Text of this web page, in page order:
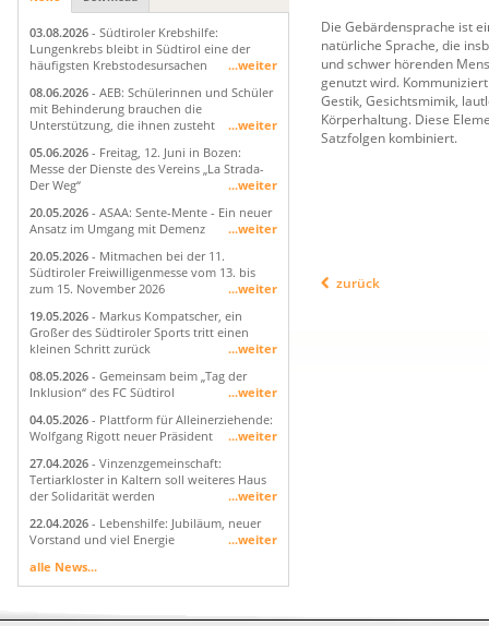
03.08.2026 - Südtiroler Krebshilfe:
Lungenkrebs bleibt in Südtirol eine der
häufigsten Krebstodesursachen
...weiter
08.06.2026 - AEB: Schülerinnen und Schüler
mit Behinderung brauchen die
Unterstützung, die ihnen zusteht
...weiter
05.06.2026 - Freitag, 12. Juni in Bozen:
Messe der Dienste des Vereins „La Strada-
Der Weg“
...weiter
20.05.2026 - ASAA: Sente-Mente - Ein neuer
Ansatz im Umgang mit Demenz
...weiter
20.05.2026 - Mitmachen bei der 11.
Südtiroler Freiwilligenmesse vom 13. bis
zum 15. November 2026
...weiter
19.05.2026 - Markus Kompatscher, ein
Großer des Südtiroler Sports tritt einen
kleinen Schritt zurück
...weiter
08.05.2026 - Gemeinsam beim „Tag der
Inklusion“ des FC Südtirol
...weiter
04.05.2026 - Plattform für Alleinerziehende:
Wolfgang Rigott neuer Präsident
...weiter
27.04.2026 - Vinzenzgemeinschaft:
Tertiarkloster in Kaltern soll weiteres Haus
der Solidarität werden
...weiter
22.04.2026 - Lebenshilfe: Jubiläum, neuer
Vorstand und viel Energie
...weiter
alle News...
Die Gebärdensprache ist
natürliche Sprache, die
und schwer hörenden
genutzt wird.
Gestik, Gesichtsmimik,
Körperhaltung. Diese
Satzfolgen kombiniert.
zurück